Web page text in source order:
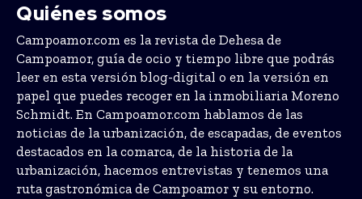
Quiénes somos
Campoamor.com es la revista de Dehesa de
Campoamor, guía de ocio y tiempo libre que podrás
leer en esta versión blog-digital o en la versión en
papel que puedes recoger en la inmobiliaria Moreno
Schmidt. En Campoamor.com hablamos de las
noticias de la urbanización, de escapadas, de eventos
destacados en la comarca, de la historia de la
urbanización, hacemos entrevistas y tenemos una
ruta gastronómica de Campoamor y su entorno.